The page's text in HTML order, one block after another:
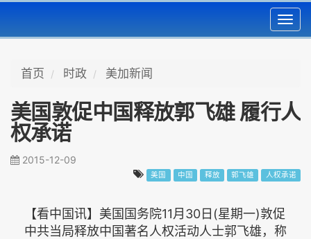
首页 时政 美加新闻
美国敦促中国释放郭飞雄 履行人
权承诺
2015-12-09
美国 中国 释放 郭飞雄 人权承诺
【看中国讯】美国国务院11月30日‭(‬星期一‭)‬敦促
中共当局释放中国著名人权活动人士郭飞雄，称